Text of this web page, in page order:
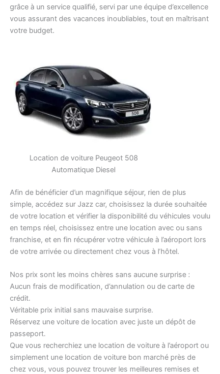
grâce à un service qualifié, servi par une équipe d’excellence
vous assurant des vacances inoubliables, tout en maîtrisant
votre budget.
Location de voiture Peugeot 508
Automatique Diesel
Afin de bénéficier d’un magnifique séjour, rien de plus
simple, accédez sur Jazz car, choisissez la durée souhaitée
de votre location et vérifier la disponibilité du véhicules voulu
en temps réel, choisissez entre une location avec ou sans
franchise, et en fin récupérer votre véhicule à l’aéroport lors
de votre arrivée ou directement chez vous à l’hôtel.
Nos prix sont les moins chères sans aucune surprise :
Aucun frais de modification, d’annulation ou de carte de
crédit.
Véritable prix initial sans mauvaise surprise.
Réservez une voiture de location avec juste un dépôt de
passeport.
Que vous recherchiez une location de voiture à l’aéroport ou
simplement une location de voiture bon marché près de
chez vous, vous pouvez trouver les meilleures remises et